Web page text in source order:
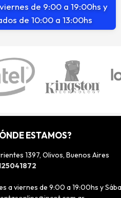
de 9:00 a 19:00hs y
de 10:00 a 13:00hs
ESTAMOS?
1397, Olivos, Buenos Aires
a viernes de 9:00 a 19:00hs y